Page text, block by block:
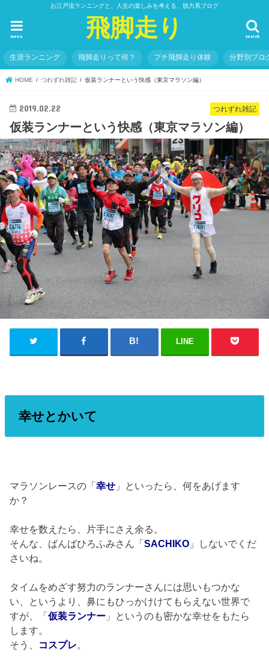
お江戸流ランニングと、人生の楽しみを考える、脱力系ブログ
飛脚走り search
menu
生涯ランニング 飛脚走りって何？ プチ飛脚走り体験 分野別ブロ
HOME つれずれ雑記 仮装ランナーという快感（東京マラソン編）
つれずれ雑記
2019.02.22
仮装ランナーという快感（東京マラソン編）
LINE
幸せとかいて
マラソンレースの「幸せ 」といったら、何をあげます
か？
幸せを数えたら、片手にさえ余る。
そんな、ばんばひろふみさん「SACHIKO 」しないでくだ
さいね。
タイムをめざす努力のランナーさんには思いもつかな
い、というより、鼻にもひっかけけてもらえない世界で
すが、「仮装ランナー 」というのも密かな幸せをもたら
します。
そう、 コスプレ。